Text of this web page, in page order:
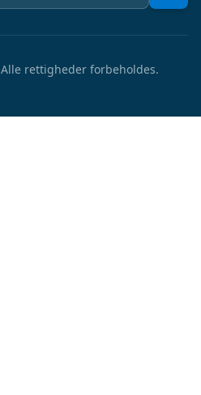
Alle rettigheder forbeholdes.